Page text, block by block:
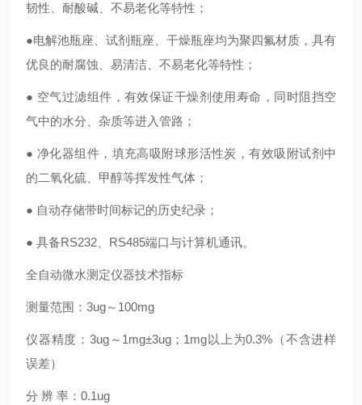
韧性、耐酸碱、不易老化等特性；
●电解池瓶座、试剂瓶座、干燥瓶座均为聚四氟材质，具有
优良的耐腐蚀、易清洁、不易老化等特性；
● 空气过滤组件，有效保证干燥剂使用寿命，同时阻挡空
气中的水分、杂质等进入管路；
● 净化器组件，填充高吸附球形活性炭，有效吸附试剂中
的二氧化硫、甲醇等挥发性气体；
● 自动存储带时间标记的历史纪录；
● 具备RS232、RS485端口与计算机通讯。
全自动微水测定仪器技术指标
测量范围：3ug～100mg
仪器精度：3ug～1mg±3ug；1mg以上为0.3%（不含进样
误差）
分 辨 率：0.1ug